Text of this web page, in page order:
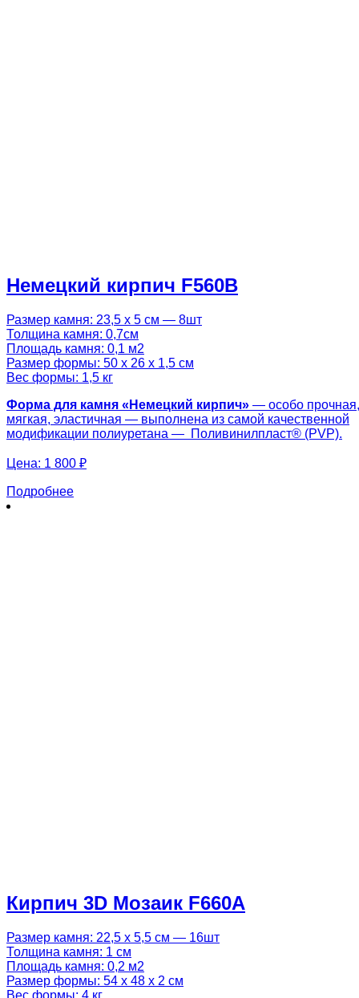
Немецкий кирпич F560B
Размер камня: 23,5 х 5 см — 8шт
Толщина камня: 0,7см
Площадь камня: 0,1 м2
Размер формы: 50 х 26 х 1,5 см
Вес формы: 1,5 кг
Форма для камня « Немецкий кирпич» — особо прочная,
мягкая, эластичная — выполнена из самой качественной
модификации полиуретана — Поливинилпласт® (PVP).
Цена: 1 800 ₽
Подробнее
Кирпич 3D Мозаик F660A
Размер камня: 22,5 х 5,5 см — 16шт
Толщина камня: 1 см
Площадь камня: 0,2 м2
Размер формы: 54 х 48 х 2 см
Вес формы: 4 кг